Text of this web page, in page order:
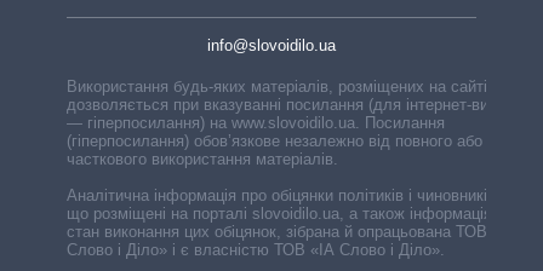
info@slovoidilo.ua
Використання будь-яких матеріалів, розміщених на сайті,
дозволяється при вказуванні посилання (для інтернет-видань
— гіперпосилання) на www.slovoidilo.ua. Посилання
(гіперпосилання) обов’язкове незалежно від повного або
часткового використання матеріалів.
Аналітична інформація про обіцянки політиків і чиновників,
що розміщені на порталі slovoidilo.ua, а також інформація про
стан виконання цих обіцянок, зібрана й опрацьована ТОВ «ІА
Слово і Діло» і є власністю ТОВ «ІА Слово і Діло».